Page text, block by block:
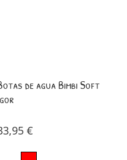
de agua Bimbi Soft
€